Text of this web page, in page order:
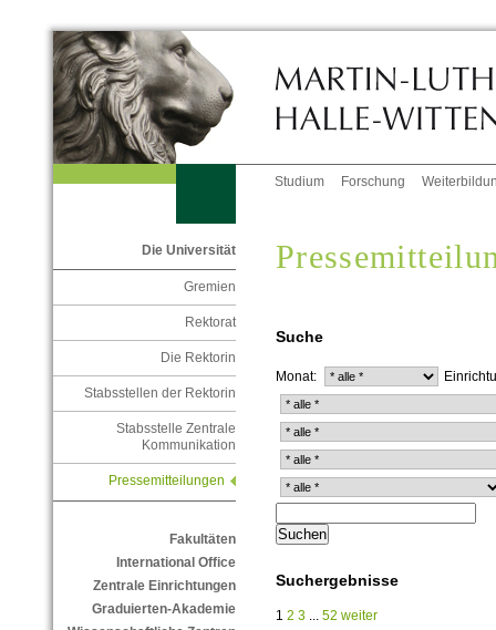
Studium Forschung
Die Universität
Gremien
Rektorat
Die Rektorin
Stabsstellen der Rektorin
Stabsstelle Zentrale
Kommunikation
Pressemitteilungen
Fakultäten
International Office
Zentrale Einrichtungen
Graduierten-Akademie
Suche
Monat:
Suchergebnisse
1 2 3... 52 weiter